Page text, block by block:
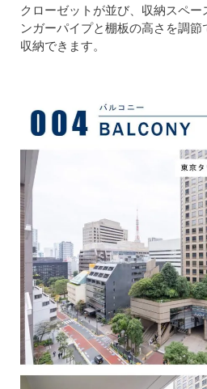
クローゼットが並び、収納スペ
ンガーパイプと棚板の高さを調節
収納できます。